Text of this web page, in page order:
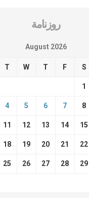
روزنامة
August 2026
T W T F S
1
4 5 6 7 8
11 12 13 14 15
18 19 20 21 22
25 26 27 28 29